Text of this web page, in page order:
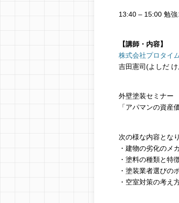
13:40 – 15:00 勉強
【講師・内容】
株式会社プロタイ
吉田憲司(よしだ
外壁塗装セミナー
「アパマンの資産
次の様な内容とな
・建物の劣化のメ
・塗料の種類と特
・塗装業者選びの
・空室対策の考え